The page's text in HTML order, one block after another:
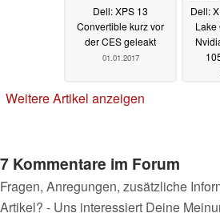
Dell: XPS 13
Convertible kurz vor
der CES geleakt
01.01.2017
Dell:
Lake
Weitere Artikel anzeigen
7 Kommentare im Forum
Fragen, Anregungen, zusätzliche
Artikel? - Uns interessiert Deine